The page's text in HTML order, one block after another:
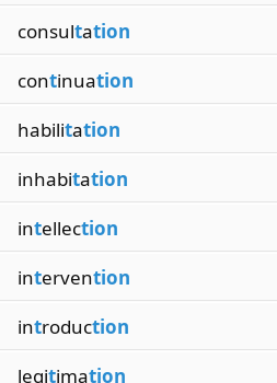
consultation
continuation
habilitation
inhabitation
intellection
intervention
introduction
legitimation